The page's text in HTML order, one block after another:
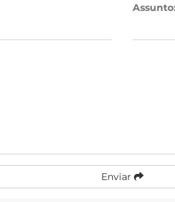
Assunto:
Enviar